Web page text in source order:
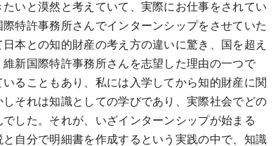
いと漠然と考えていて、実際にお仕事をされてい
特許事務所さんでインターンシップをさせていた
本との知的財産の考え方の違いに驚き、国を超え
新国際特許事務所さんを志望した理由の一つで
ることもあり、私には入学してから知的財産に関
それは知識としての学びであり、実際社会でどの
した。それが、いざインターンシップが始まる
自分で明細書を作成するという実践の中で、知識